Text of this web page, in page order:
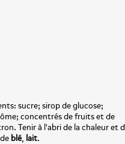
sucre; sirop de glucose;
concentrés de fruits et de
Tenir à l'abri de la chaleur et
blé, lait.